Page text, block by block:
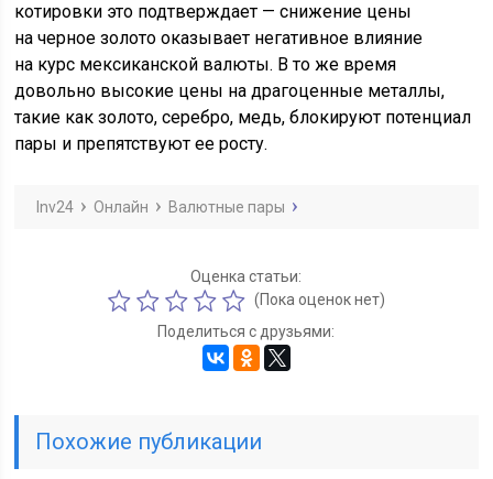
котировки это подтверждает — снижение цены
на черное золото оказывает негативное влияние
на курс мексиканской валюты. В то же время
довольно высокие цены на драгоценные металлы,
такие как золото, серебро, медь, блокируют потенциал
пары и препятствуют ее росту.
Inv24 Онлайн Валютные пары
Оценка статьи:
(Пока оценок нет)
Поделиться с друзьями:
Похожие публикации